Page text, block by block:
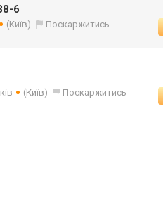
6
(Київ) Поскаржитись
(Київ) Поскаржитись